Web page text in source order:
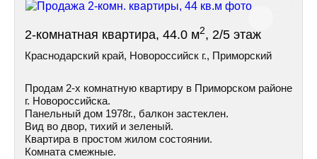
2-комнатная квартира, 44.0 м2, 2/5 этаж
Краснодарский край, Новороссийск г., Приморский
Продам 2-х комнатную квартиру в Приморском районе
г. Новороссийска.
Панельный дом 1978г., балкон застеклен.
Вид во двор, тихий и зеленый.
Квартира в простом жилом состоянии.
Комната смежные.